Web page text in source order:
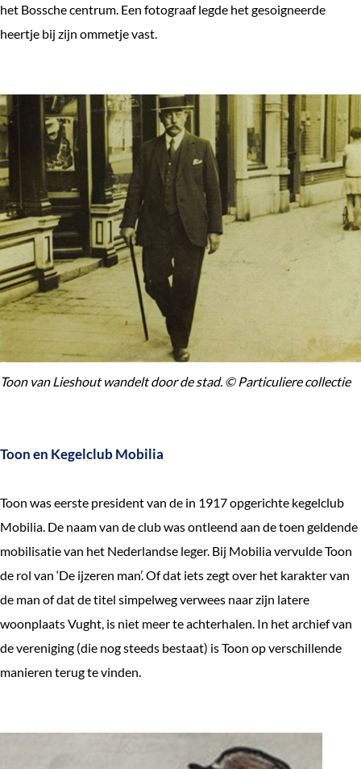
het Bossche centrum. Een fotograaf legde het gesoigneerde
heertje bij zijn ommetje vast.
Toon van Lieshout wandelt door de stad. © Particuliere collectie
Toon en Kegelclub Mobilia
Toon was eerste president van de in 1917 opgerichte kegelclub
Mobilia. De naam van de club was ontleend aan de toen geldende
mobilisatie van het Nederlandse leger. Bij Mobilia vervulde Toon
de rol van ‘De ijzeren man’. Of dat iets zegt over het karakter van
de man of dat de titel simpelweg verwees naar zijn latere
woonplaats Vught, is niet meer te achterhalen. In het archief van
de vereniging (die nog steeds bestaat) is Toon op verschillende
manieren terug te vinden.